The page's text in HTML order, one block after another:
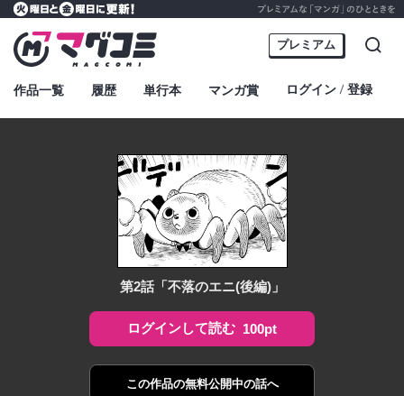
マグコミ – Mag Garden Comic Online
プレミアムな「マンガ」のひとときを
火曜日と金曜日に更新！
プレミアム
作品一覧 履歴 単行本 マンガ賞 ログイン ・
登録
検索
第2話「不落のエニ(後編)」
ログインして読む 100pt
この作品の無料公開中の話へ